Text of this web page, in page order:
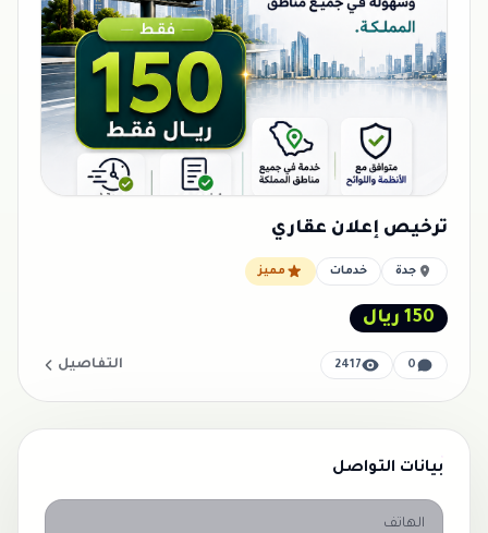
ترخيص إعلان عقاري
جدة خدمات مميز
150 ريال
0
2417 التفاصيل
بيانات التواصل
الهاتف